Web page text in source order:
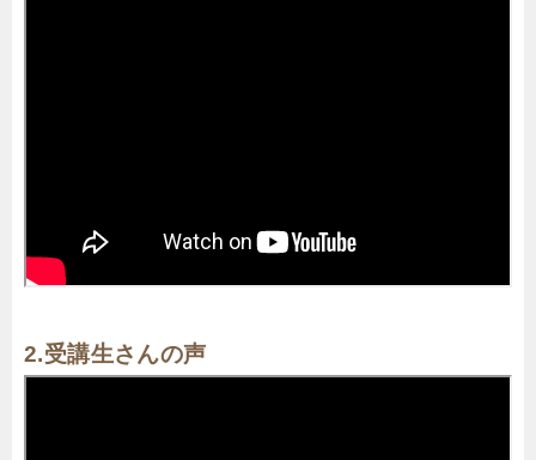
2.受講生さんの声